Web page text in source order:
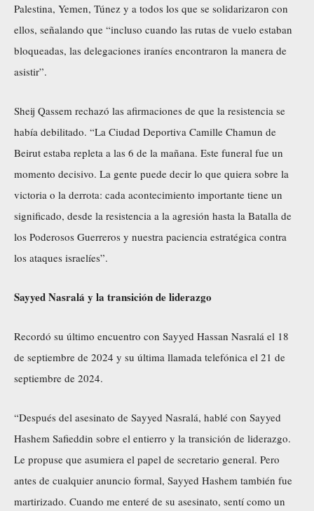
Palestina, Yemen, Túnez y a todos los que se solidarizaron con
ellos, señalando que “incluso cuando las rutas de vuelo estaban
bloqueadas, las delegaciones iraníes encontraron la manera de
asistir”.
Sheij Qassem rechazó las afirmaciones de que la resistencia se
había debilitado. “La Ciudad Deportiva Camille Chamun de
Beirut estaba repleta a las 6 de la mañana. Este funeral fue un
momento decisivo. La gente puede decir lo que quiera sobre la
victoria o la derrota: cada acontecimiento importante tiene un
significado, desde la resistencia a la agresión hasta la Batalla de
los Poderosos Guerreros y nuestra paciencia estratégica contra
los ataques israelíes”.
Sayyed Nasralá y la transición de liderazgo
Recordó su último encuentro con Sayyed Hassan Nasralá el 18
de septiembre de 2024 y su última llamada telefónica el 21 de
septiembre de 2024.
“Después del asesinato de Sayyed Nasralá, hablé con Sayyed
Hashem Safieddin sobre el entierro y la transición de liderazgo.
Le propuse que asumiera el papel de secretario general. Pero
antes de cualquier anuncio formal, Sayyed Hashem también fue
martirizado. Cuando me enteré de su asesinato, sentí como un